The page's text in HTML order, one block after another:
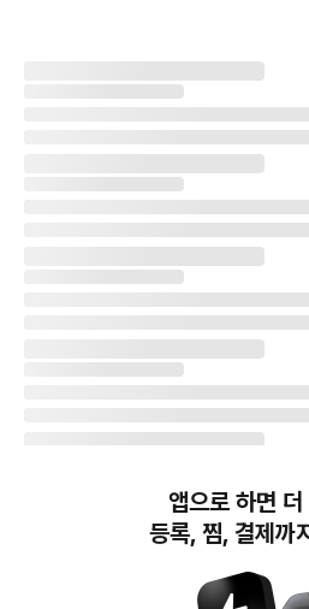
앱으로 하면
등록, 찜, 결제까